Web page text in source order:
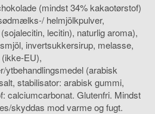
(mindst 34% kakaotørstof)
helmjölkpulver,
lecitin), naturlig aroma),
invertsukkersirup, melasse,
EU),
ytbehandlingsmedel (arabisk
stabilisator: arabisk gummi,
calciumcarbonat. Glutenfri. Mindst
skyddas mod varme og fugt.